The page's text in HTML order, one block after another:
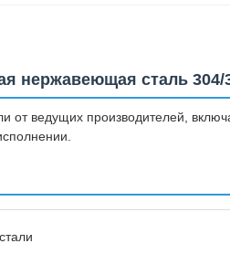
нержавеющая сталь 304/
ведущих производителей,